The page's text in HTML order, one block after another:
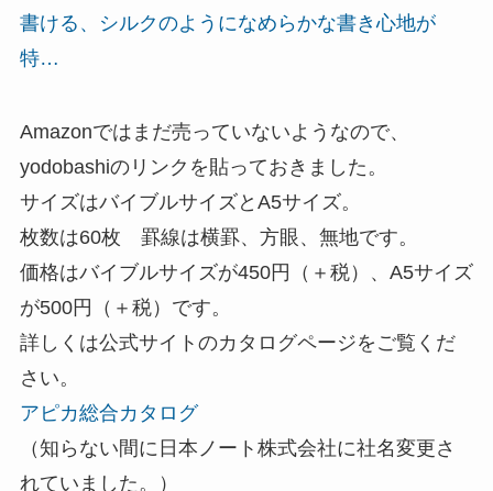
書ける、シルクのようになめらかな書き心地が
特…
Amazonではまだ売っていないようなので、
yodobashiのリンクを貼っておきました。
サイズはバイブルサイズとA5サイズ。
枚数は60枚 罫線は横罫、方眼、無地です。
価格はバイブルサイズが450円（＋税）、A5サイズ
が500円（＋税）です。
詳しくは公式サイトのカタログページをご覧くだ
さい。
アピカ総合カタログ
（知らない間に日本ノート株式会社に社名変更さ
れていました。）